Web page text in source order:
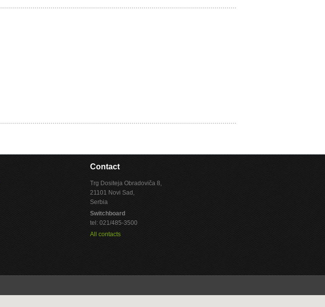
Contact
Trg Dositeja Obradoviča 8,
21101 Novi Sad,
Serbia
Switchboard
tel: 021/485-3500
All contacts